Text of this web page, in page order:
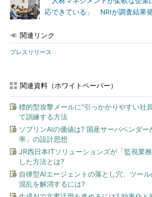
応できている」 NRIが調査結果
関連リンク
プレスリリース
関連資料（ホワイトペーパー）
標的型攻撃メールに“引っかかりやすい社
て訓練する方法
ソブリンAIの価値は? 国産サーバベンダー
率」の設計思想
JR西日本ITソリューションズが「監視業
した方法とは?
自律型AIエージェントの落とし穴、ツー
混乱を解消するには?